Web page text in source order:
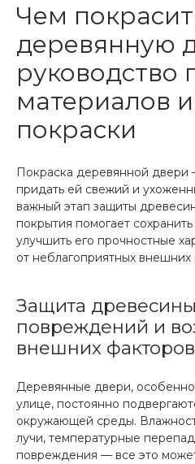
Чем
деревянную
руководство
материалов
покраски
Покраска деревянной двери
придать ей свежий и
важный этап защиты
покрытия помогает
улучшить его прочностные
от неблагоприятных внешних
Защита
повреждений и
внешних факторов
Деревянные двери, особенно
улице, постоянно
окружающей среды.
лучи, температурные
повреждения — все это